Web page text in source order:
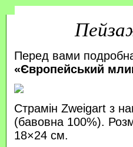
Перед вами
«Європейський
Страмін Zweigart з
(бавовна 100%).
18×24 см.